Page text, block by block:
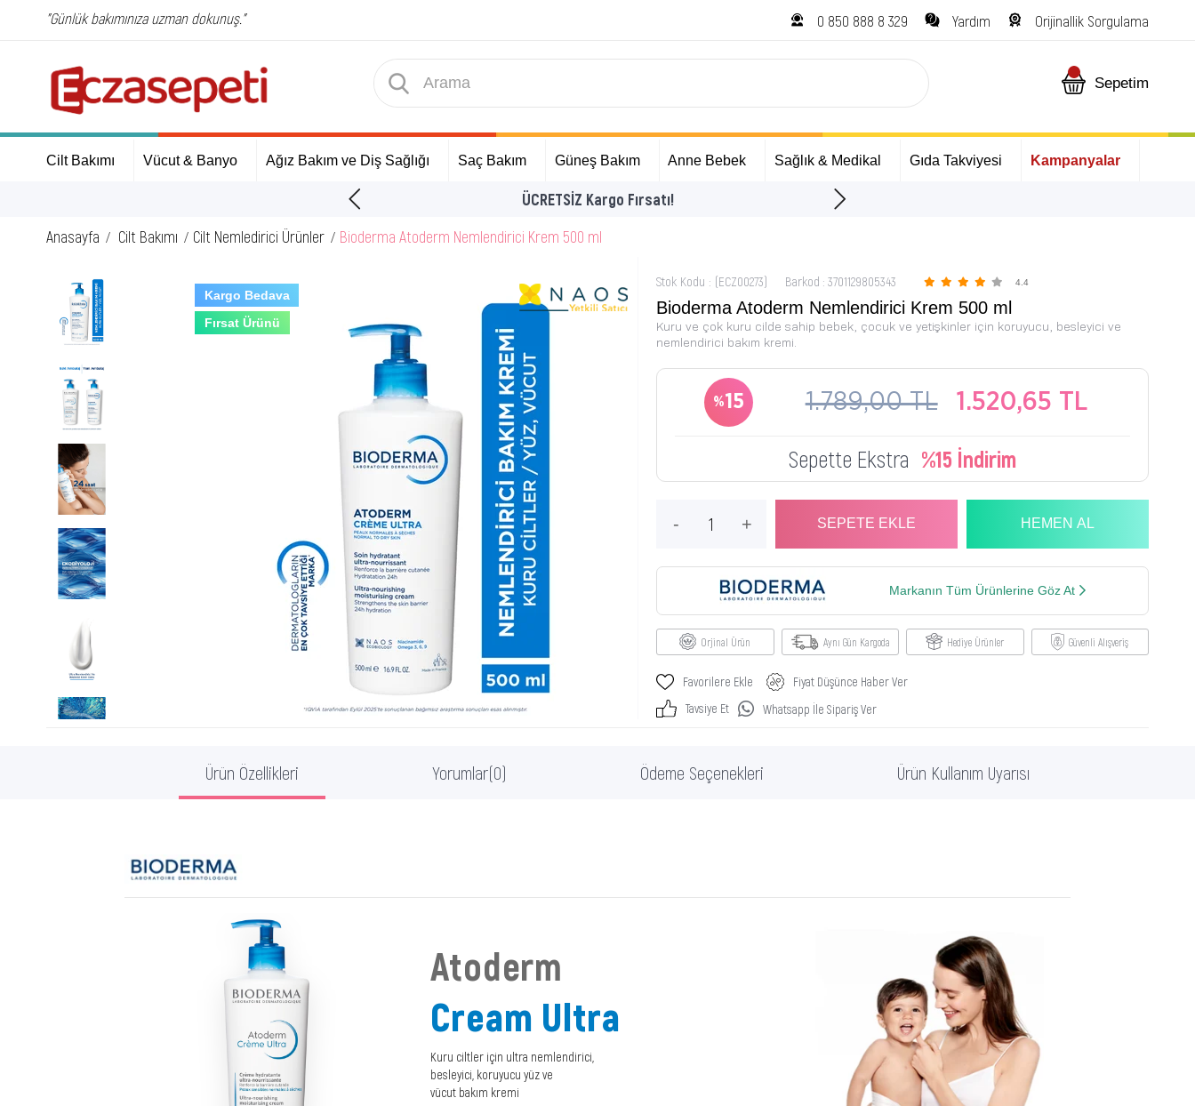
"Günlük bakımınıza uzman dokunuş." 0 850 888 8 329 Yardım Orijinallik Sorgulama
Sepetim
Cilt Bakımı Vücut & Banyo Ağız Bakım ve Diş Sağlığı Saç Bakım Güneş Bakım Anne Bebek Sağlık & Medikal Gıda Takviyesi Kampanyalar
İlk Alışverişinize Özel Hediyeler
Anasayfa
Cilt Bakımı Cilt Nemledirici Ürünler Bioderma Atoderm Nemlendirici Krem 500 ml
Kargo Bedava
Fırsat Ürünü
Stok Kodu (ECZ00273) Barkod : 3701129805343 4.4
Bioderma Atoderm Nemlendirici Krem 500 ml
Kuru ve çok kuru cilde sahip bebek, çocuk ve yetişkinler için koruyucu, besleyici ve
nemlendirici bakım kremi.
15 1.789,00 TL 1.520,65 TL
Sepette Ekstra %15 İndirim
Markanın Tüm Ürünlerine Göz At
Orjinal Ürün Aynı Gün Kargoda Hediye Ürünler Güvenli Alışveriş
Favorilere Ekle
Fiyat Düşünce Haber Ver
Tavsiye Et
Whatsapp İle Sipariş Ver
Ürün Özellikleri Yorumlar(0) Ödeme Seçenekleri Ürün Kullanım Uyarısı
Atoderm
Cream Ultra
Kuru ciltler için ultra nemlendirici,
besleyici, koruyucu yüz ve
vücut bakım kremi